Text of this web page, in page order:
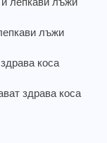
лъжи
коса
здрава коса